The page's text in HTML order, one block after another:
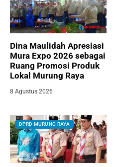
Dina Maulidah Apresiasi
Mura Expo 2026 sebagai
Ruang Promosi Produk
Lokal Murung Raya
8 Agustus 2026
DPRD MURUNG RAYA